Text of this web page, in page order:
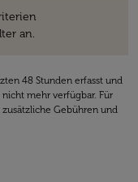
an.
48 Stunden erfasst und
mehr verfügbar. Für
Gebühren und